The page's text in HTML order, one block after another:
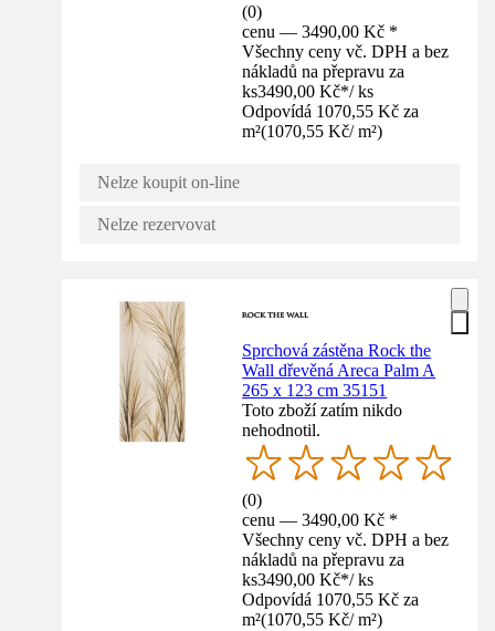
(0)
cenu — 3490,00 Kč *
Všechny ceny vč. DPH a bez
nákladů na přepravu za
ks3490,00 Kč*/ ks
Odpovídá 1070,55 Kč za
m²(1070,55 Kč/ m²)
Nelze koupit on-line
Nelze rezervovat
Sprchová zástěna Rock the
Wall dřevěná Areca Palm A
265 x 123 cm 35151
Toto zboží zatím nikdo
nehodnotil.
(0)
cenu — 3490,00 Kč *
Všechny ceny vč. DPH a bez
nákladů na přepravu za
ks3490,00 Kč*/ ks
Odpovídá 1070,55 Kč za
m²(1070,55 Kč/ m²)